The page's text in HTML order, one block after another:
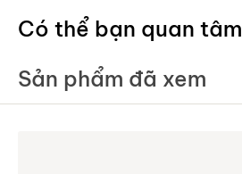
Có thể bạn quan tâm
Sản phẩm đã xem